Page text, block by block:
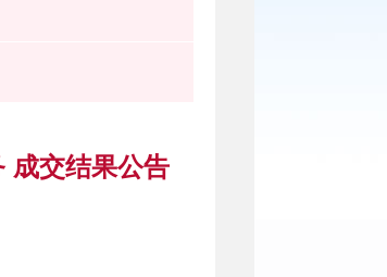
成交结果公告